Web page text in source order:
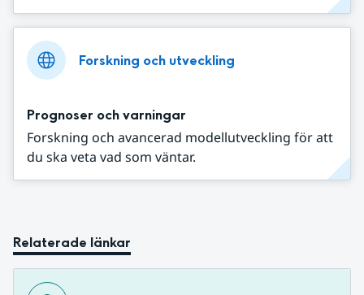
Forskning och utveckling
Prognoser och varningar
Forskning och avancerad modellutveckling för att
du ska veta vad som väntar.
Relaterade länkar